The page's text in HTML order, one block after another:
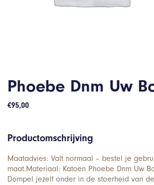
Phoebe Dnm Uw
€95,00
Productomschrijving
Maatadvies: Valt normaal – bestel je
maat.Materiaal: Katoen Phoebe Dnm Uw
Dompel jezelf onder in de stoerheid van